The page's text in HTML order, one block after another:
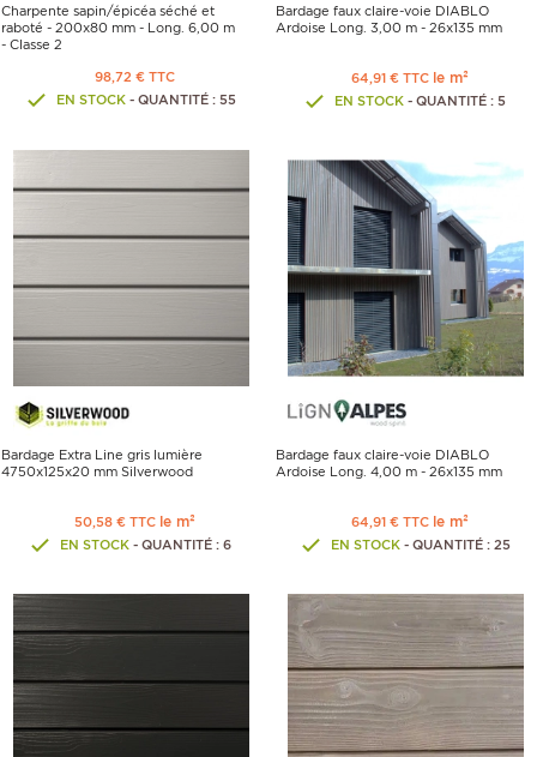
Charpente sapin/épicéa séché et
raboté - 200x80 mm - Long. 6,00 m
- Classe 2
98,72 € TTC
EN STOCK- QUANTITÉ : 55
Bardage faux claire-voie DIABLO
Ardoise Long. 3,00 m - 26x135 mm
64,91 € TTC le m²
EN STOCK - QUANTITÉ : 5
Bardage Extra Line gris lumière
4750x125x20 mm Silverwood
50,58 € TTC le m²
EN STOCK - QUANTITÉ : 6
Bardage faux claire-voie DIABLO
Ardoise Long. 4,00 m - 26x135 mm
64,91 € TTC le m²
EN STOCK- QUANTITÉ : 25